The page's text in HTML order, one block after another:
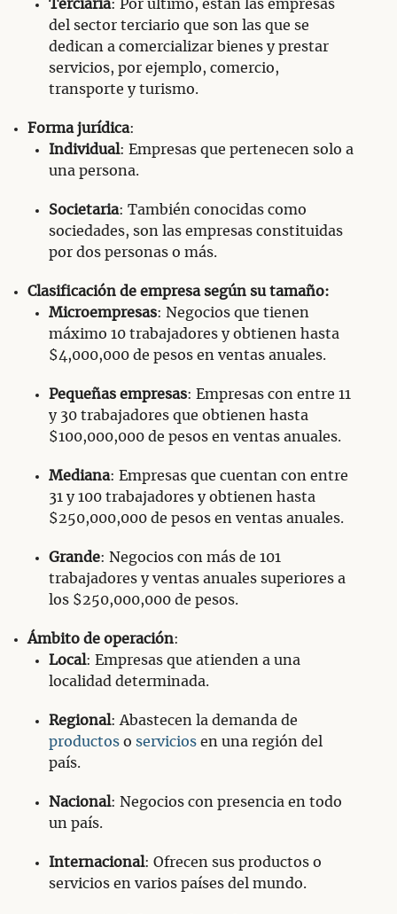
Terciaria: Por último, están las empresas
del sector terciario que son las que se
dedican a comercializar bienes y prestar
servicios, por ejemplo, comercio,
transporte y turismo.
Forma jurídica:
Individual: Empresas que pertenecen solo a
una persona.
Societaria: También conocidas como
sociedades, son las empresas constituidas
por dos personas o más.
Clasificación de empresa según su tamaño:
Microempresas: Negocios que tienen
máximo 10 trabajadores y obtienen hasta
$4,000,000 de pesos en ventas anuales.
Pequeñas empresas: Empresas con entre 11
y 30 trabajadores que obtienen hasta
$100,000,000 de pesos en ventas anuales.
Mediana: Empresas que cuentan con entre
31 y 100 trabajadores y obtienen hasta
$250,000,000 de pesos en ventas anuales.
Grande: Negocios con más de 101
trabajadores y ventas anuales superiores a
los $250,000,000 de pesos.
Ámbito de operación:
Local: Empresas que atienden a una
localidad determinada.
Regional: Abastecen la demanda de
productos o servicios en una región del
país.
Nacional: Negocios con presencia en todo
un país.
Internacional: Ofrecen sus productos o
servicios en varios países del mundo.